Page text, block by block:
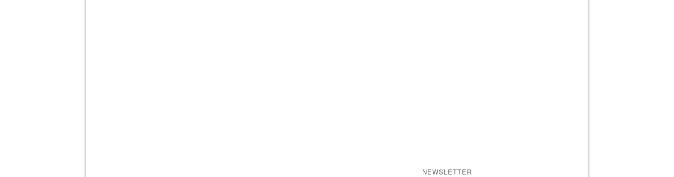
NEWSLETTER